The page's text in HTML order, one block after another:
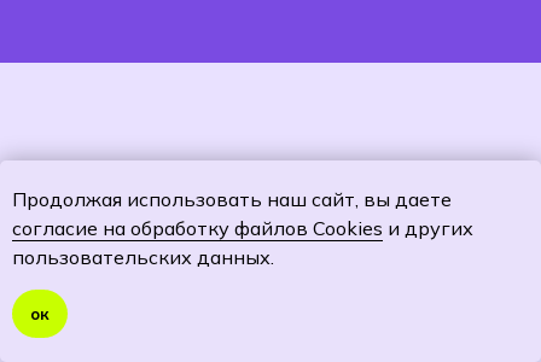
Подробнее об услугах Информационной
безопасности, предлагаемых «Телеком
биржей»
Продолжая использовать наш сайт, вы даете
согласие на обработку файлов Cookies и других
пользовательских данных.
ок